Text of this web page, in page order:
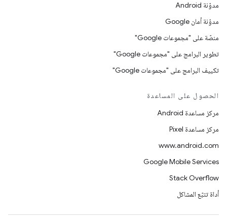
مدوّنة Android
مدوّنة أمان Google
منصّة على "مجموعات Google"
تطوير البرامج على "مجموعات Google"
تكييف البرامج على "مجموعات Google"
الحصول على المساعدة
مركز مساعدة Android
مركز مساعدة Pixel
www.android.com
Google Mobile Services
Stack Overflow
أداة تتبّع المشاكل